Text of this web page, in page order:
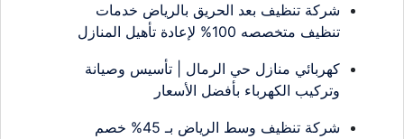
شركة تنظيف بعد الحريق بالرياض خدمات
تنظيف متخصصه 100% لإعادة تأهيل المنازل
كهربائي منازل حي الرمال | تأسيس وصيانة
وتركيب الكهرباء بأفضل الأسعار
شركة تنظيف وسط الرياض بـ 45% خصم